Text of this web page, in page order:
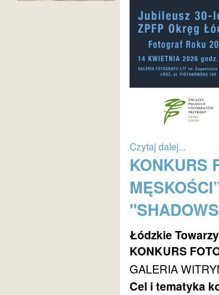
Czytaj dalej...
KONKURS
Łódzkie
KONKURS
GALERIA
Cel i tematyka